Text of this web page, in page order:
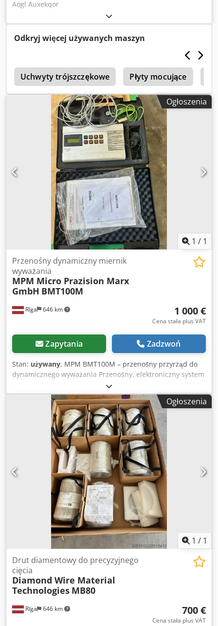
Aogl Auxekqor
Odkryj więcej używanych maszyn
Uchwyty trójszczękowe Płyty mocujące
Ogłoszenia
1 / 1
Rīga 646 km
Przenośny dynamiczny miernik
wyważania
MPM Micro Prazision Marx
GmbH BMT100M
1 000 €
Cena stała plus VAT
Zapytania Zadzwoń
Stan: używany, MPM BMT100M – przenośny przyrząd do
dynamicznego wyważania Przenośny, elektroniczny system
do dynamicznego wyważania tarcz szlifierskich
bezpośrednio na maszynie, redukujący wibracje,
poprawiający dokładność obróbki i wydłużający żywotność
tarczy. Zestaw zawiera: Elektroniczną jednostkę sterującą
BMT100M Czujnik wibracji Czujnik prędkości (tachometr)
Kable połączeniowe Zasilacz Oryginalną instrukcję obsługi
Walizkę transportową Dodpozta Tnjfx Akqskr
Ogłoszenia
1 / 1
Rīga 646 km
Drut diamentowy do precyzyjnego
cięcia
Diamond Wire Material
Technologies MB80
700 €
Cena stała plus VAT